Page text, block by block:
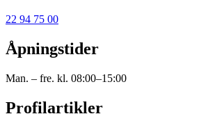
22 94 75 00
Åpningstider
Man. – fre. kl. 08:00–15:00
Profilartikler